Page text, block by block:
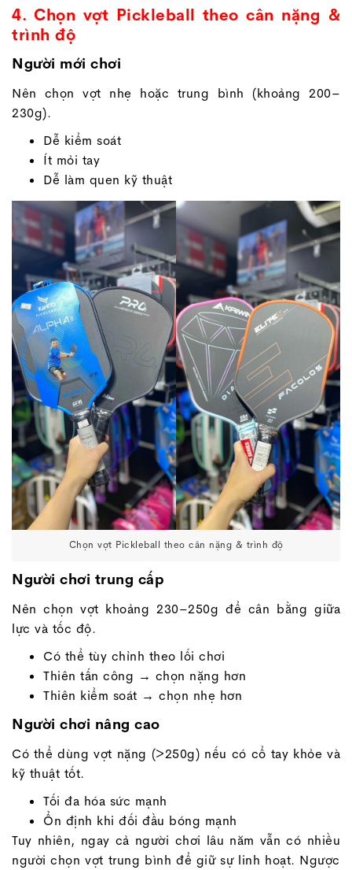
4. Chọn vợt Pickleball theo cân nặng &
trình độ
Người mới chơi
Nên chọn vợt nhẹ hoặc trung bình (khoảng 200–
230g).
Dễ kiểm soát
Ít mỏi tay
Dễ làm quen kỹ thuật
Chọn vợt Pickleball theo cân nặng & trình độ
Người chơi trung cấp
Nên chọn vợt khoảng 230–250g để cân bằng giữa
lực và tốc độ.
Có thể tùy chỉnh theo lối chơi
Thiên tấn công → chọn nặng hơn
Thiên kiểm soát → chọn nhẹ hơn
Người chơi nâng cao
Có thể dùng vợt nặng (>250g) nếu có cổ tay khỏe và
kỹ thuật tốt.
Tối đa hóa sức mạnh
Ổn định khi đối đầu bóng mạnh
Tuy nhiên, ngay cả người chơi lâu năm vẫn có nhiều
người chọn vợt trung bình để giữ sự linh hoạt. Ngược